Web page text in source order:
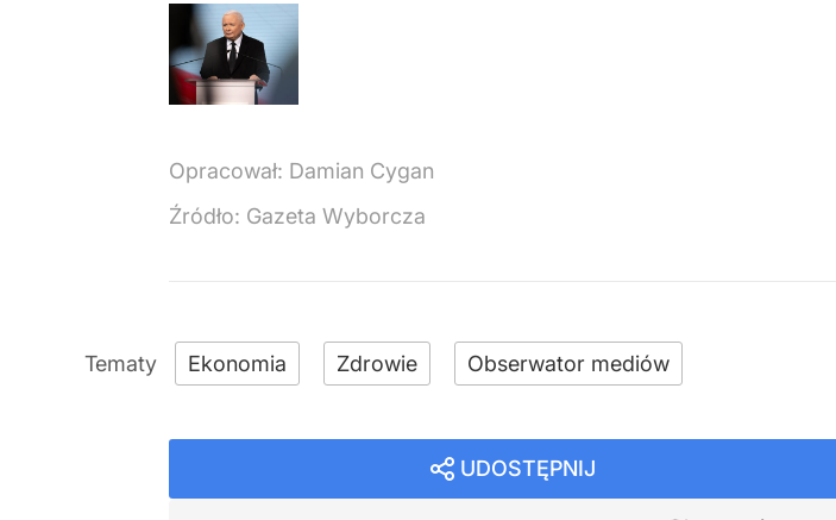
Opracował: Damian Cygan
Źródło: Gazeta Wyborcza
Ekonomia Zdrowie Obserwator mediów
UDOSTĘPNIJ